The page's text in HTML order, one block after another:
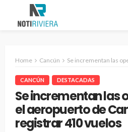
Home Cancún Se incrementan las operaciones en
CANCÚN DESTACADAS
Se incrementan las
el aeropuerto de
registrar 410 vuelos